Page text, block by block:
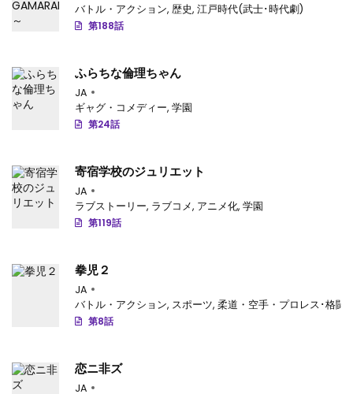
第26.2話: 第26.2話
第25.2話 : 第25.2話
第25.1話: 第25.1話
第23話 : 第23話
第22話 : 第22話
第20話 : 第20話
: 第19話
第17話 : 第17話
バトル・アクション, 歴史, 江戸時代(武士･時代劇)
第188話
ふらちな倫理ちゃん
JA
ギャグ・コメディー, 学園
第24話
寄宿学校のジュリエット
JA
ラブストーリー, ラブコメ, アニメ化, 学園
第119話
拳児２
JA
バトル・アクション, スポーツ, 柔道・空手・プロレス･格闘
第8話
恋ニ非ズ
JA